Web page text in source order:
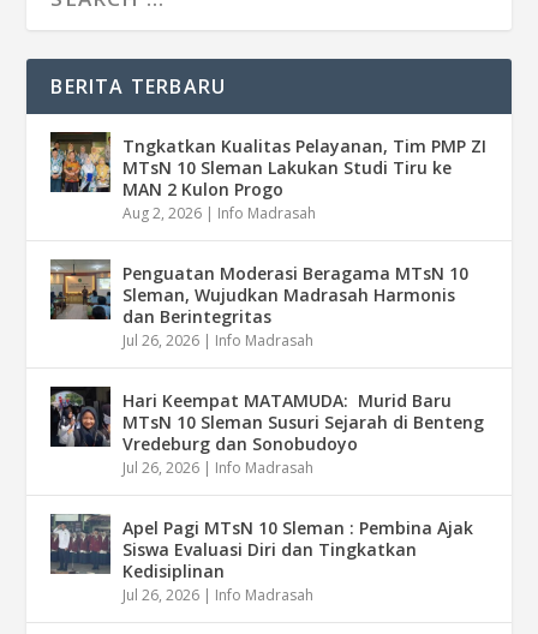
BERITA TERBARU
Tngkatkan Kualitas Pelayanan, Tim PMP ZI
MTsN 10 Sleman Lakukan Studi Tiru ke
MAN 2 Kulon Progo
Aug 2, 2026 | Info Madrasah
Penguatan Moderasi Beragama MTsN 10
Sleman, Wujudkan Madrasah Harmonis
dan Berintegritas
Jul 26, 2026 | Info Madrasah
Hari Keempat MATAMUDA: Murid Baru
MTsN 10 Sleman Susuri Sejarah di Benteng
Vredeburg dan Sonobudoyo
Jul 26, 2026 | Info Madrasah
Apel Pagi MTsN 10 Sleman : Pembina Ajak
Siswa Evaluasi Diri dan Tingkatkan
Kedisiplinan
Jul 26, 2026 | Info Madrasah